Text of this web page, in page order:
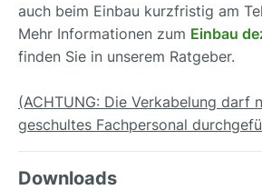
auch beim Einbau kurzfristig am
Mehr Informationen zum Einbau
finden Sie in unserem Ratgeber.
(ACHTUNG: Die Verkabelung darf
geschultes Fachpersonal
Downloads